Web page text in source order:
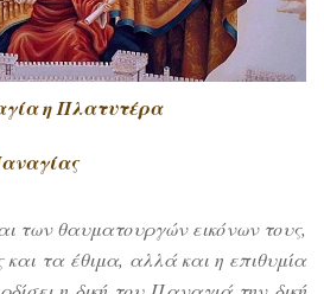
η Πλατυτέρα
των θαυματουργών εικόνων τους,
και τα έθιμα, αλλά και η επιθυμία